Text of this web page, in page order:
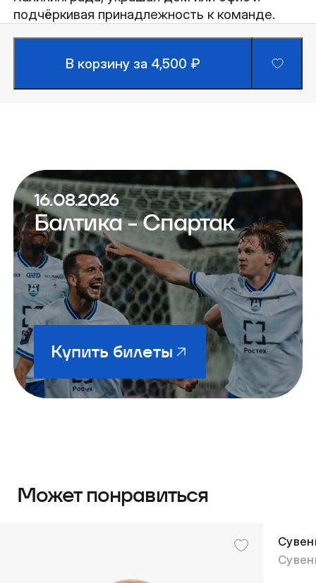
подчёркивая принадлежность к команде.
В корзину за 4,500 ₽
16.08.2026
Балтика - Спартак
Купить билеты
Может понравиться